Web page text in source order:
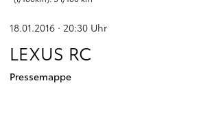
18.01.2016 · 20:30 Uhr
LEXUS RC
Pressemappe